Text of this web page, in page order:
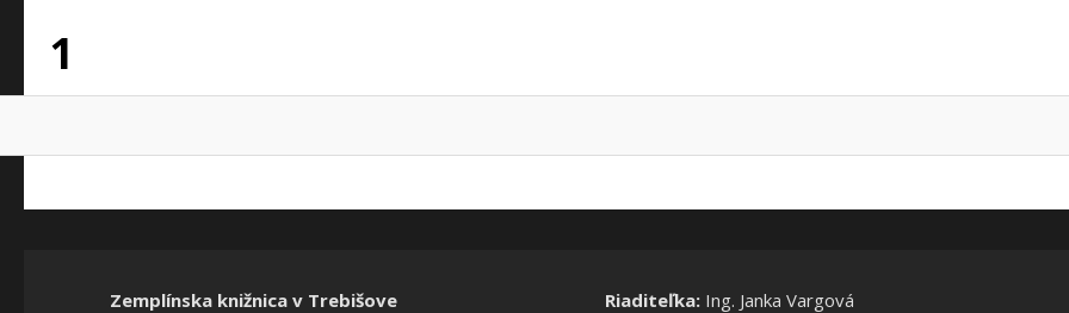
1
Zemplínska knižnica v Trebišove
Riaditeľka:Ing. Janka Vargová